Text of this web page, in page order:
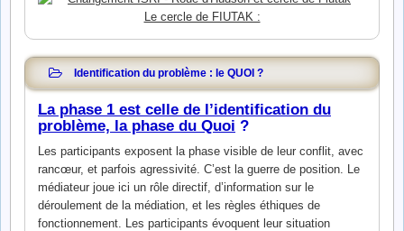
Le cercle de FIUTAK :
Identification du problème : le QUOI ?
La phase 1 est celle de l’identification du
problème, la phase du Quoi ?
Les participants exposent la phase visible de leur conflit, avec
rancœur, et parfois agressivité. C’est la guerre de position. Le
médiateur joue ici un rôle directif, d’information sur le
déroulement de la médiation, et les règles éthiques de
fonctionnement. Les participants évoquent leur situation